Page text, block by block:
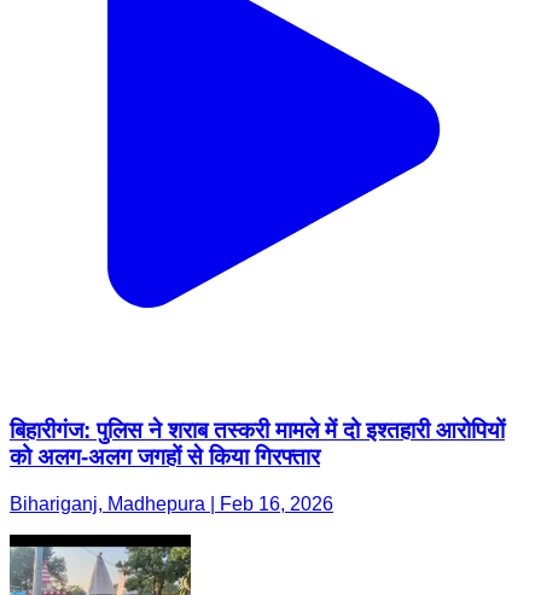
बिहारीगंज: पुलिस ने शराब तस्करी मामले में दो इश्तहारी आरोपियों
को अलग-अलग जगहों से किया गिरफ्तार
Bihariganj, Madhepura | Feb 16, 2026